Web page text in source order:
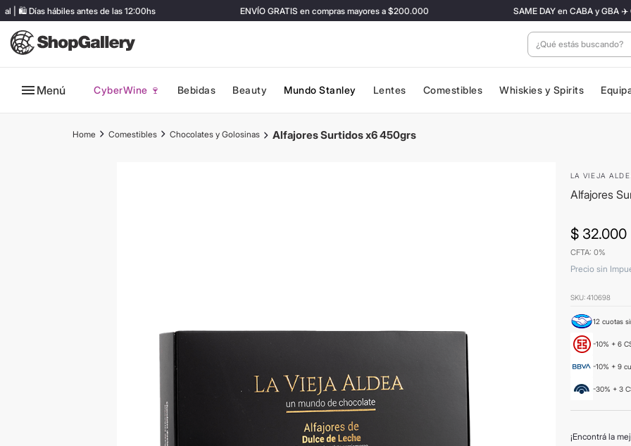
🛍️ Días hábiles antes de las 12:00hs ENVÍO GRATIS en compras mayores a $200.000 SAME DAY en CABA y GBA ✈️
¿Qué estás
Menú CyberWine 🍷 Bebidas Beauty Mundo Stanley Lentes Comestibles Whiskies y Spirits
Comestibles Chocolates y Golosinas Alfajores Surtidos x6 450grs
LA VIEJA
Alfajores
$ 32.000
CFTA: 0%
Precio sin
SKU:410698
12 cuotas
-10% + 6
-10% + 9
-30% + 3
¡Encontrá la